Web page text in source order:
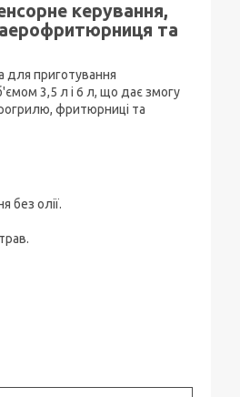
керування,
аерофритюрниця та
для приготування
3,5 л і 6 л, що дає змогу
фритюрниці та
без олії.